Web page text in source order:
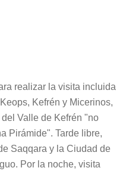
realizar la visita incluida
Kefrén y Micerinos,
Valle de Kefrén "no
Pirámide". Tarde libre,
Saqqara y la Ciudad de
Por la noche, visita